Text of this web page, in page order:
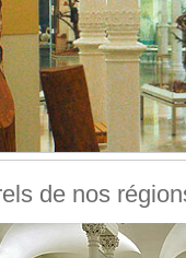
de nos